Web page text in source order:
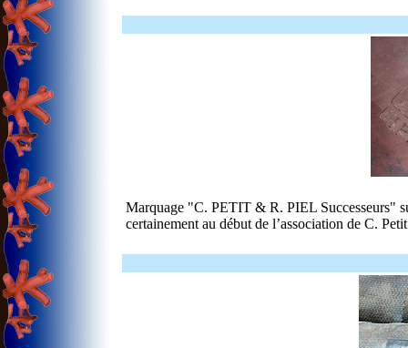
Marquage "C. PETIT & R. PIEL Successeurs"
certainement au début de l’association de C.